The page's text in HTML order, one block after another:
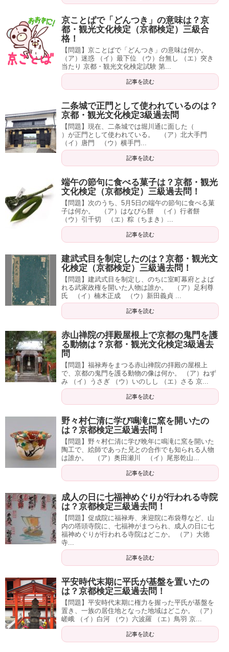
京ことばで「どんつき」の意味は？京
都・観光文化検定（京都検定）三級合
格！
【問題】京ことばで「どんつき」の意味は何か。
（ア）迷惑 （イ）最下位 （ウ）台無し （エ）突き
当たり 京都・観光文化検定試験 第...
記事を読む
二条城で正門として使われているのは？
京都・観光文化検定3級過去問
【問題】現在、二条城では堀川通に面した（
）が正門として使われている。 （ア）北大手門
（イ）唐門 （ウ）横手門...
記事を読む
端午の節句に食べる菓子は？京都・観光
文化検定（京都検定）三級過去問！
【問題】次のうち、5月5日の端午の節句に食べる菓
子は何か。 （ア）はなびら餅 （イ）行者餅
（ウ）引千切 （エ）粽（ちまき）...
記事を読む
建武式目を制定したのは？京都・観光文
化検定（京都検定）三級過去問！
【問題】建武式目を制定し、のちに室町幕府とよば
れる武家政権を開いた人物は誰か。 （ア）足利尊
氏 （イ）楠木正成 （ウ）新田義貞 ...
記事を読む
赤山禅院の拝殿屋根上で京都の鬼門を護
る動物は？京都・観光文化検定3級過去
問
【問題】福禄寿をまつる赤山禅院の拝殿の屋根上
で、京都の鬼門を護る動物の像は何か。 （ア）ねず
み （イ）うさぎ （ウ）いのしし （エ）さる 京...
記事を読む
野々村仁清に学び鳴滝に窯を開いたの
は？京都検定三級過去問！
【問題】野々村仁清に学び晩年に鳴滝に窯を開いた
陶工で、絵師であった兄との合作でも知られる人物
は誰か。 （ア）奥田瀬川 （イ）尾形乾山...
記事を読む
成人の日に七福神めぐりが行われる寺院
は？京都検定三級過去問！
【問題】促成院に福禄寿、来迎院に布袋尊など、山
内の塔頭寺院に、七福神がまつられ、成人の日に七
福神めぐりが行われる寺院はどこか。 （ア）大徳
寺...
記事を読む
平安時代末期に平氏が基盤を置いたの
は？京都検定三級過去問！
【問題】平安時代末期に権力を握った平氏が基盤を
置き、一族の居住地となった地域はどこか。 （ア）
嵯峨 （イ）白河 （ウ）六波羅 （エ）鳥羽 京...
記事を読む